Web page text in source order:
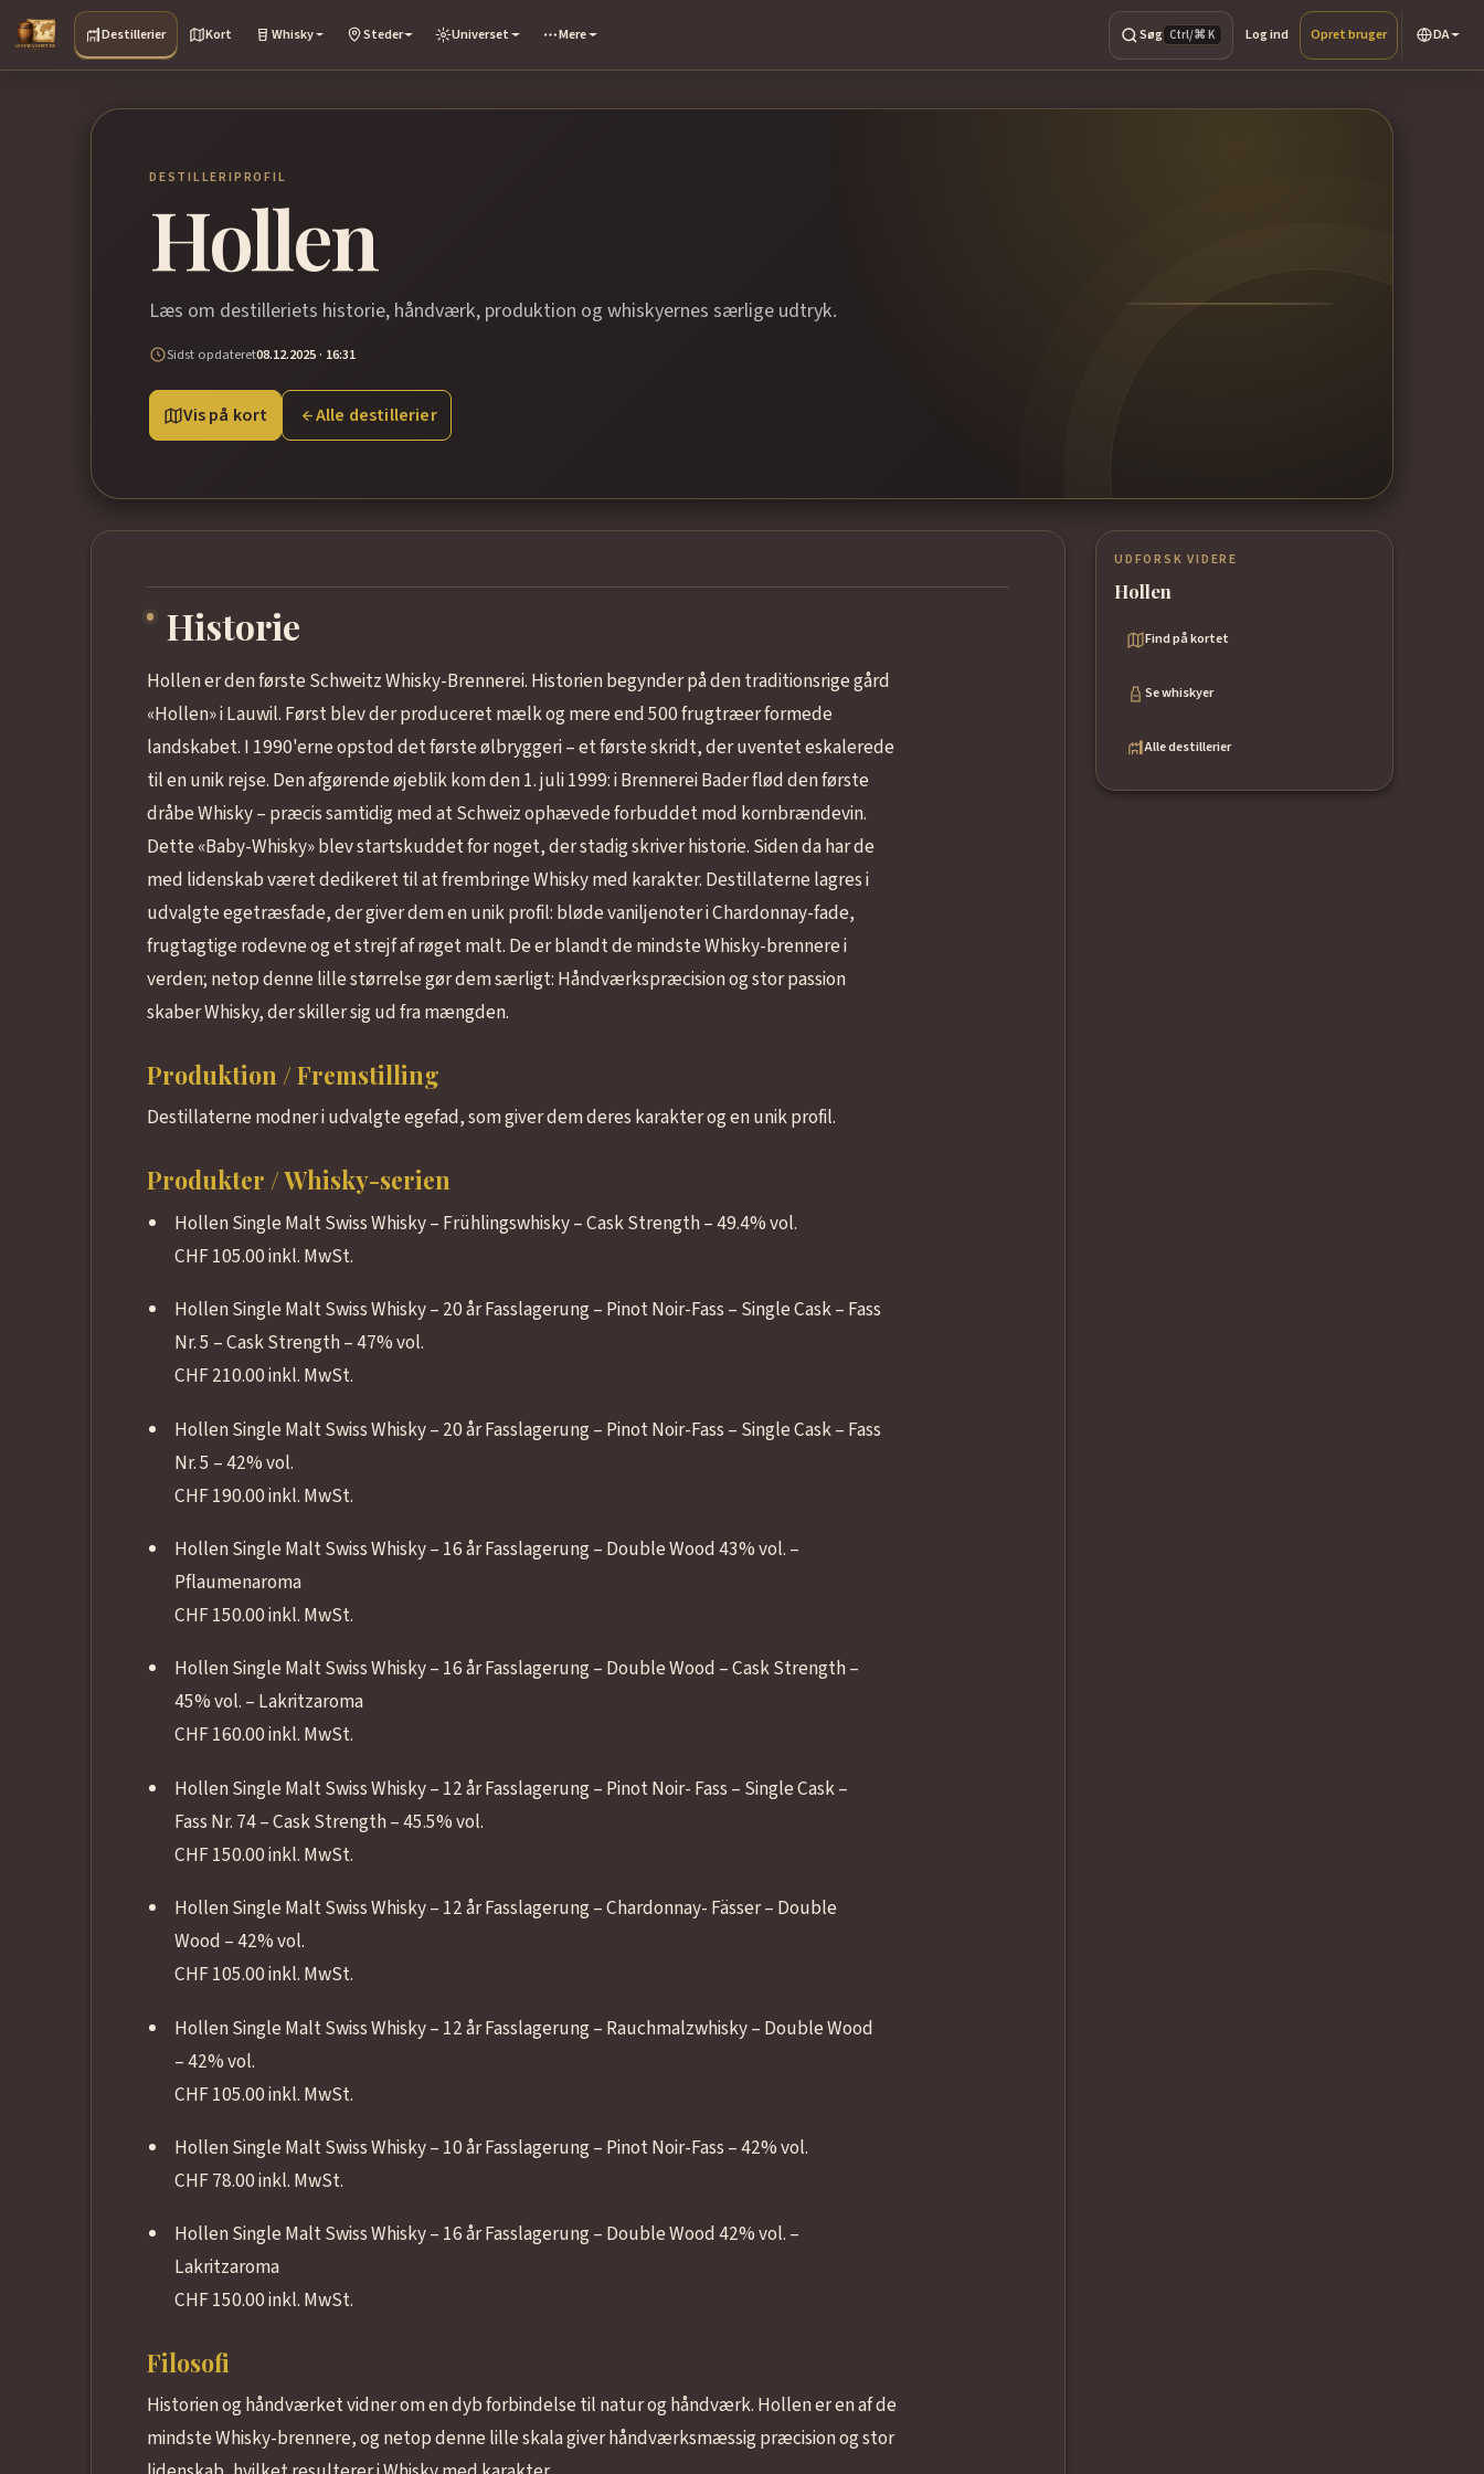
Destillerier Kort Whisky Steder Universet Mere Søg Ctrl/⌘ K Log ind Opret bruger DA
DESTILLERIPROFIL
Hollen
Læs om destilleriets historie, håndværk, produktion og whiskyernes særlige udtryk.
Sidst opdateret08.12.2025 · 16:31
Vis på kort Alle destillerier
UDFORSK VIDERE
Hollen
Find på kortet
Se whiskyer
Alle destillerier
Historie
Hollen er den første Schweitz Whisky-Brennerei. Historien begynder på den traditionsrige gård
«Hollen» i Lauwil. Først blev der produceret mælk og mere end 500 frugtræer formede
landskabet. I 1990'erne opstod det første ølbryggeri – et første skridt, der uventet eskalerede
til en unik rejse. Den afgørende øjeblik kom den 1. juli 1999: i Brennerei Bader flød den første
dråbe Whisky – præcis samtidig med at Schweiz ophævede forbuddet mod kornbrændevin.
Dette «Baby-Whisky» blev startskuddet for noget, der stadig skriver historie. Siden da har de
med lidenskab været dedikeret til at frembringe Whisky med karakter. Destillaterne lagres i
udvalgte egetræsfade, der giver dem en unik profil: bløde vaniljenoter i Chardonnay-fade,
frugtagtige rodevne og et strejf af røget malt. De er blandt de mindste Whisky-brennere i
verden; netop denne lille størrelse gør dem særligt: Håndværkspræcision og stor passion
skaber Whisky, der skiller sig ud fra mængden.
Produktion / Fremstilling
Destillaterne modner i udvalgte egefad, som giver dem deres karakter og en unik profil.
Produkter / Whisky-serien
Hollen Single Malt Swiss Whisky – Frühlingswhisky – Cask Strength – 49.4% vol.
CHF 105.00 inkl. MwSt.
Hollen Single Malt Swiss Whisky – 20 år Fasslagerung – Pinot Noir-Fass – Single Cask – Fass
Nr. 5 – Cask Strength – 47% vol.
CHF 210.00 inkl. MwSt.
Hollen Single Malt Swiss Whisky – 20 år Fasslagerung – Pinot Noir-Fass – Single Cask – Fass
Nr. 5 – 42% vol.
CHF 190.00 inkl. MwSt.
Hollen Single Malt Swiss Whisky – 16 år Fasslagerung – Double Wood 43% vol. –
Pflaumenaroma
CHF 150.00 inkl. MwSt.
Hollen Single Malt Swiss Whisky – 16 år Fasslagerung – Double Wood – Cask Strength –
45% vol. – Lakritzaroma
CHF 160.00 inkl. MwSt.
Hollen Single Malt Swiss Whisky – 12 år Fasslagerung – Pinot Noir- Fass – Single Cask –
Fass Nr. 74 – Cask Strength – 45.5% vol.
CHF 150.00 inkl. MwSt.
Hollen Single Malt Swiss Whisky – 12 år Fasslagerung – Chardonnay- Fässer – Double
Wood – 42% vol.
CHF 105.00 inkl. MwSt.
Hollen Single Malt Swiss Whisky – 12 år Fasslagerung – Rauchmalzwhisky – Double Wood
– 42% vol.
CHF 105.00 inkl. MwSt.
Hollen Single Malt Swiss Whisky – 10 år Fasslagerung – Pinot Noir-Fass – 42% vol.
CHF 78.00 inkl. MwSt.
Hollen Single Malt Swiss Whisky – 16 år Fasslagerung – Double Wood 42% vol. –
Lakritzaroma
CHF 150.00 inkl. MwSt.
Filosofi
Historien og håndværket vidner om en dyb forbindelse til natur og håndværk. Hollen er en af de
mindste Whisky-brennere, og netop denne lille skala giver håndværksmæssig præcision og stor